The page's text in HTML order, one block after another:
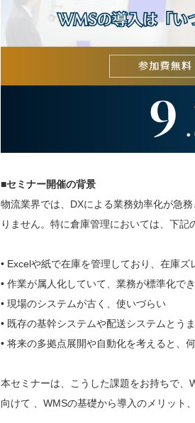
■セミナー開催の背景
物流業界では、DXによる業務効率化が急
りません。特に倉庫管理においては、下記
• Excelや紙で在庫を管理しており、在庫ズ
• 作業が属人化していて、業務が標準化で
• 現場のシステムが古く、使いづらい
• 既存の基幹システムや配送システムとう
• 将来の多拠点展開や自動化を考えると、
本セミナーは、こうした課題をお持ちで
向けて 、WMSの基礎から導入のメリット